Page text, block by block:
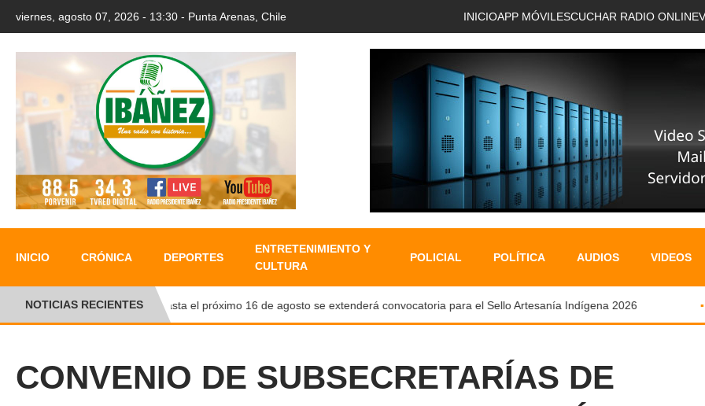
viernes, agosto 07, 2026 - 13:30 - Punta Arenas, Chile INICIOAPP MÓVIL ESCUCHAR RADIO ONLINE
INICIO CRÓNICA DEPORTES
ENTRETENIMIENTO Y
CULTURA
POLICIAL POLÍTICA AUDIOS VIDEOS
NOTICIAS RECIENTESHasta el próximo 16 de agosto se extenderá convocatoria para el Sello Artesanía Indígena 2026
CONVENIO DE SUBSECRETARÍAS DE